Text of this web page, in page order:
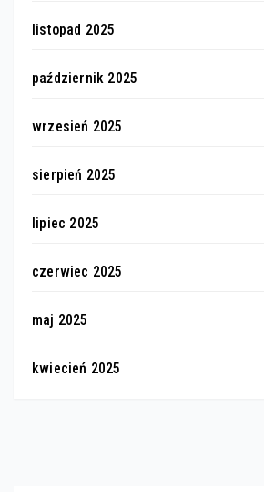
listopad 2025
październik 2025
wrzesień 2025
sierpień 2025
lipiec 2025
czerwiec 2025
maj 2025
kwiecień 2025